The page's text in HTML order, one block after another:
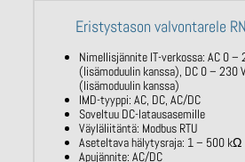
Eristystason valvontarele
Nimellisjännite IT-verkossa: AC 0 –
(lisämoduulin kanssa), DC 0 –230
(lisämoduulin kanssa)
IMD-tyyppi: AC, DC, AC/DC
Soveltuu DC-latausasemille
Väyläliitäntä: Modbus RTU
Aseteltava hälytysraja: 1 – 500 kΩ
Apujännite: AC/DC